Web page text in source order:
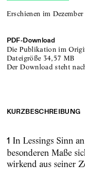
Erschienen im
PDF-Download
Die Publikation im
Dateigröße 34,57 MB
Der Download steht
KURZBESCHREIBUNG
1 In Lessings Sinn
besonderen Maße
wirkend aus seiner